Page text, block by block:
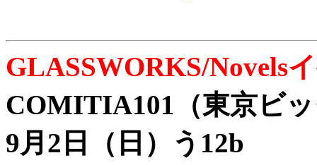
GLASSWORKS/Novels
COMITIA101（東京ビ
9月2日（日）う12b